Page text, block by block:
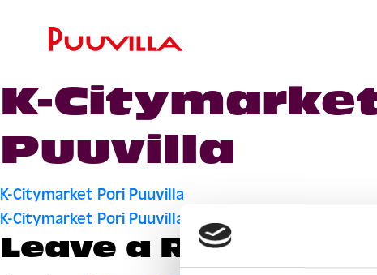
K-
Puuvilla
Artikkelien
selaus
K-Citymarket Pori Puuvilla
K-Citymarket Pori Puuvilla
Leave a Reply